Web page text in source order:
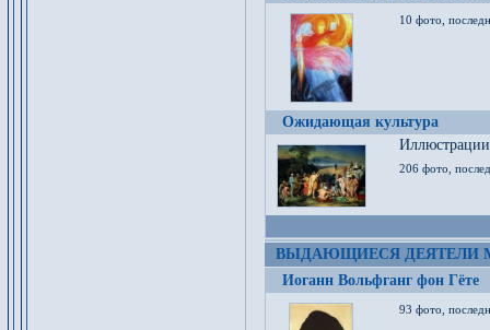
10 фото,
Ожидающая культура
206 фото,
ВЫДАЮЩИЕСЯ ДЕЯТЕЛИ
Иоганн Вольфганг фон Гёте
93 фото,